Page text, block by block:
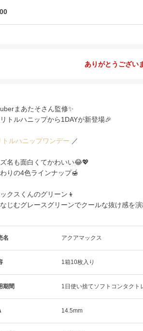
ありがとうござい
まあたそさん監修✨
トルハニップから1DAYが新登場🎉
トルハニップワンデー ／
名も面白くてかわいい😂💖
りの4色ラインナップ🍯
クスくんのグリーン👦
じむグレースグリーンでクールな抜け感を演
名 アクアマックス
1箱10枚入り
期間 1日使い捨てソフトコンタクト
14.5mm